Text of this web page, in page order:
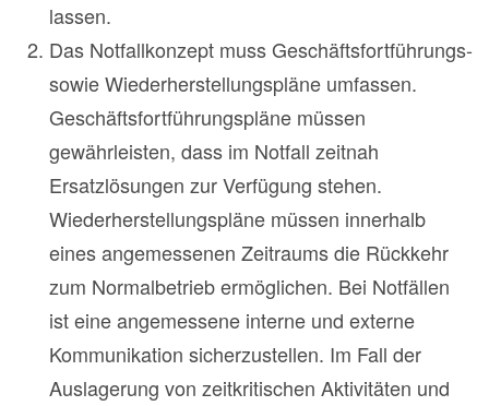
lassen.
Das Notfallkonzept muss Geschäftsfortführungs-
sowie Wiederherstellungspläne umfassen.
Geschäftsfortführungspläne müssen
gewährleisten, dass im Notfall zeitnah
Ersatzlösungen zur Verfügung stehen.
Wiederherstellungspläne müssen innerhalb
eines angemessenen Zeitraums die Rückkehr
zum Normalbetrieb ermöglichen. Bei Notfällen
ist eine angemessene interne und externe
Kommunikation sicherzustellen. Im Fall der
Auslagerung von zeitkritischen Aktivitäten und